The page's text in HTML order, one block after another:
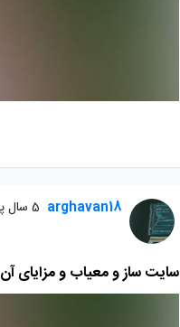
arghavan18 5 سال پیش
سایت ساز و معیاب و مزایای آن